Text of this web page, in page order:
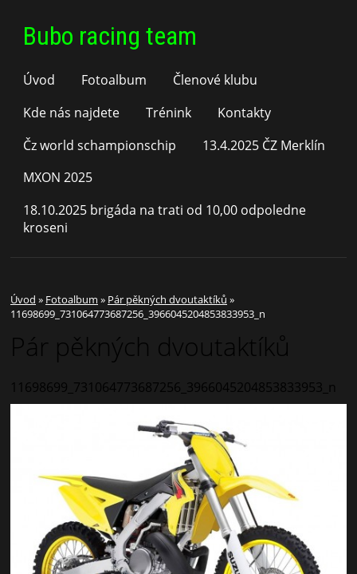
Bubo racing team
Úvod Fotoalbum
Členové klubu
Kde nás najdete
Trénink
Kontakty
Čz world schampionschip
13.4.2025 ČZ Merklín
MXON 2025
18.10.2025 brigáda na trati od 10,00 odpoledne
kroseni
Úvod » Fotoalbum » Pár pěkných dvoutaktíků »
11698699_731064773687256_3966045204853833953_n
Pár pěkných dvoutaktíků
11698699_731064773687256_3966045204853833953_n